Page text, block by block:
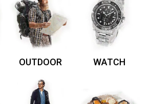
OUTDOOR WATCH